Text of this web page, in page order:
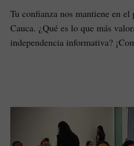
Tu confianza nos mantiene en
Cauca. ¿Qué es lo que más
independencia informativa?